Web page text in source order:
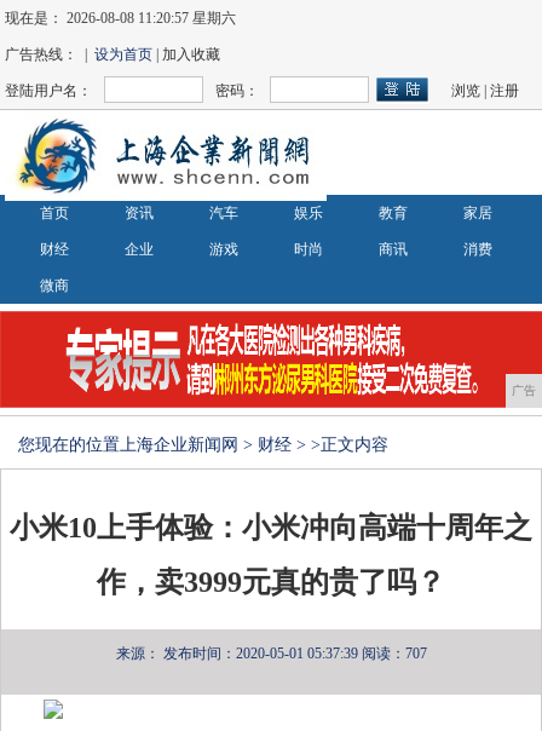
现在是：2026-08-08 11:20:57 星期六
广告热线： |设为首页 | 加入收藏
登陆用户名： 密码： 浏览 |注册
首页 资讯 汽车 娱乐 教育 家居
财经 企业 游戏 时尚 商讯 消费
微商
广告
您现在的位置上海企业新闻网 > 财经 > >正文内容
小米10上手体验：小米冲向高端十周年之
作，卖3999元真的贵了吗？
来源： 发布时间：2020-05-01 05:37:39 阅读：707